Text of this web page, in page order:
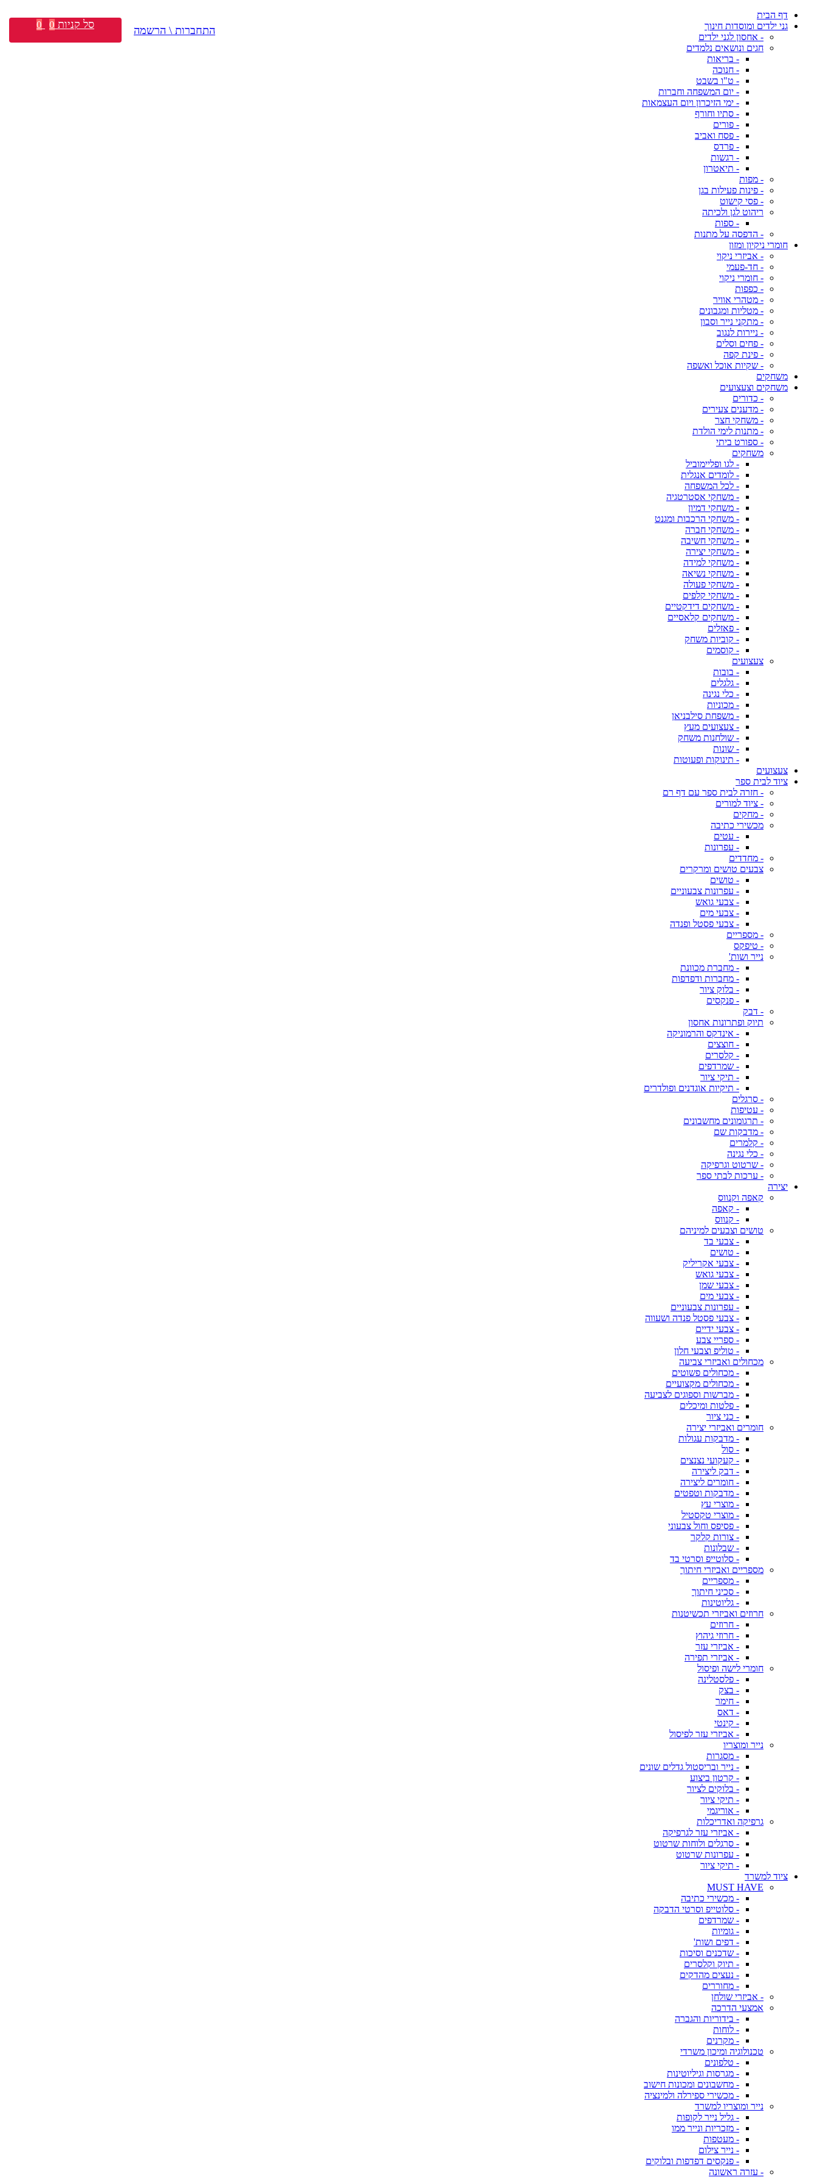
דף הבית
גני ילדים ומוסדות חינוך
- אחסון לגני ילדים
חגים ונושאים נלמדים
- בריאות
- חנוכה
- ט"ו בשבט
- יום המשפחה וחברות
- ימי הזיכרון ויום העצמאות
- סתיו וחורף
- פורים
- פסח ואביב
- פרדס
- רגשות
- תיאטרון
- מפות
- פינות פעילות בגן
- פסי קישוט
ריהוט לגן ולכיתה
- ספות
- הדפסה על מתנות
חומרי ניקיון ומזון
- אביזרי ניקוי
- חד-פעמי
- חומרי ניקוי
- כפפות
- מטהרי אוויר
- מטליות ומגבונים
- מתקני נייר וסבון
- ניירות לנגוב
- פחים וסלים
- פינת קפה
- שקיות אוכל ואשפה
משחקים
משחקים וצעצועים
- כדורים
- מדענים צעירים
- משחקי חצר
- מתנות לימי הולדת
- ספורט ביתי
משחקים
- לגו ופליימוביל
- לומדים אנגלית
- לכל המשפחה
- משחקי אסטרטגיה
- משחקי דמיון
- משחקי הרכבות ומגנט
- משחקי חברה
- משחקי חשיבה
- משחקי יצירה
- משחקי למידה
- משחקי נשיאה
- משחקי פעולה
- משחקי קלפים
- משחקים דידקטיים
- משחקים קלאסיים
- פאזלים
- קוביות משחק
- קוסמים
צעצועים
- בובות
- גלגלים
- כלי נגינה
- מכוניות
- משפחת סילבניאן
- צעצועים מעץ
- שולחנות משחק
- שונות
- תינוקות ופעוטות
צעצועים
ציוד לבית ספר
- חזרה לבית ספר עם דף רם
- ציוד למורים
- מחקים
מכשירי כתיבה
- עטים
- עפרונות
- מחדדים
צבעים טושים ומרקרים
- טושים
- עפרונות צבעוניים
- צבעי גואש
- צבעי מים
- צבעי פסטל ופנדה
- מספריים
- טיפקס
נייר ושות'
- מחברת מכוונת
- מחברות ודפדפות
- בלוק ציור
- פנקסים
- דבק
תיוק ופתרונות אחסון
- אינדקס והרמוניקה
- חוצצים
- קלסרים
- שמרדפים
- תיקי ציור
- תיקיות אוגדנים ופולדרים
- סרגלים
- עטיפות
- תרגומונים מחשבונים
- מדבקות שם
- קלמרים
- כלי נגינה
- שרטוט וגרפיקה
- ערכות לבתי ספר
יצירה
קאפה וקנווס
- קאפה
- קנווס
טושים וצבעים למיניהם
- צבעי בד
- טושים
- צבעי אקריליק
- צבעי גואש
- צבעי שמן
- צבעי מים
- עפרונות צבעוניים
- צבעי פסטל פנדה ושעווה
- צבעי ידיים
- ספריי צבע
- טוליפ וצבעי חלון
מכחולים ואביזרי צביעה
- מכחולים פשוטים
- מכחולים מקצועיים
- מברשות וספוגים לצביעה
- פלטות ומיכלים
- כני ציור
חומרים ואביזרי יצירה
- מדבקות עגולות
- סול
- קעקועי נצנצים
- דבק ליצירה
- חומרים ליצירה
- מדבקות וטפטים
- מוצרי עץ
- מוצרי טקסטיל
- פסיפס וחול צבעוני
- צורות קלקר
- שבלונות
- סלוטייפ וסרטי בד
מספריים ואביזרי חיתוך
- מספריים
- סכיני חיתוך
- גליוטינות
חרוזים ואביזרי תכשיטנות
- חרוזים
- חרוזי גיהוץ
- אביזרי עזר
- אביזרי תפירה
חומרי לישה ופיסול
- פלסטלינה
- בצק
- חימר
- דאס
- קינטי
- אביזרי עזר לפיסול
נייר ומוצריו
- מסגרות
- נייר ובריסטול גדלים שונים
- קרטון ביצוע
- בלוקים לציור
- תיקי ציור
- אוריגמי
גרפיקה ואדריכלות
- אביזרי עזר לגרפיקה
- סרגלים ולוחות שרטוט
- עפרונות שרטוט
- תיקי ציור
ציוד למשרד
MUST HAVE
- מכשירי כתיבה
- סלוטייפ וסרטי הדבקה
- שמרדפים
- גומיות
- דפים ושות'
- שדכנים וסיכות
- תיוק וקלסרים
- נעצים מהדקים
- מחוררים
- אביזרי שולחן
אמצעי הדרכה
- בידוריות והגברה
- לוחות
- מקרנים
טכנולוגיה ומיכון משרדי
- טלפונים
- מגרסות וגיליוטינות
- מחשבונים ומכונות חישוב
- מכשירי ספירלה ולמינציה
נייר ומוצריו למשרד
- גליל נייר לקופות
- מזכריות ונייר ממו
- מעטפות
- נייר צילום
- פנקסים דפדפות ובלוקים
- עזרה ראשונה
התחברות \ הרשמה סל קניות 0
0